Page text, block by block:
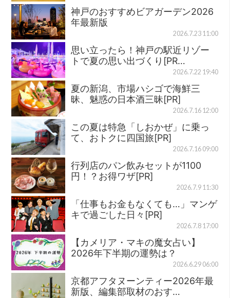
神戸のおすすめビアガーデン2026
年最新版
2026.7.23 11:00
思い立ったら！神戸の駅近リゾー
トで夏の思い出づくり[PR…
2026.7.22 19:40
夏の新潟、市場ハシゴで海鮮三
昧、魅惑の日本酒三昧[PR]
2026.7.16 12:00
この夏は特急「しおかぜ」に乗っ
て、おトクに四国旅[PR]
2026.7.16 09:00
行列店のパン飲みセットが1100
円！？お得ワザ[PR]
2026.7.9 11:30
「仕事もお金もなくても…」マンゲ
キで過ごした日々[PR]
2026.7.8 17:00
【カメリア・マキの魔女占い】
2026年下半期の運勢は？
2026.6.29 06:00
京都アフタヌーンティー2026年最
新版、編集部取材のおす…